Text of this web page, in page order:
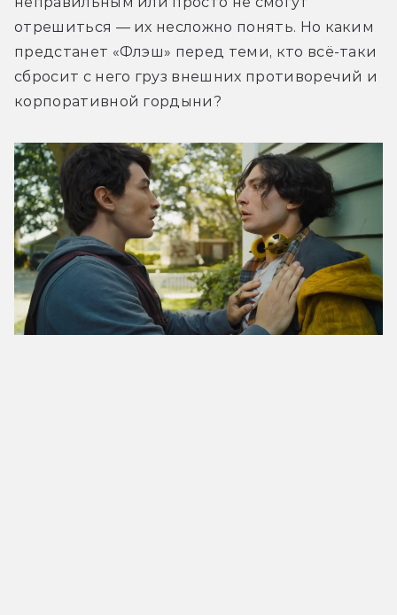
отрешиться — их несложно понять. Но каким
предстанет «Флэш» перед теми, кто всё-таки
сбросит с него груз внешних противоречий и
корпоративной гордыни?